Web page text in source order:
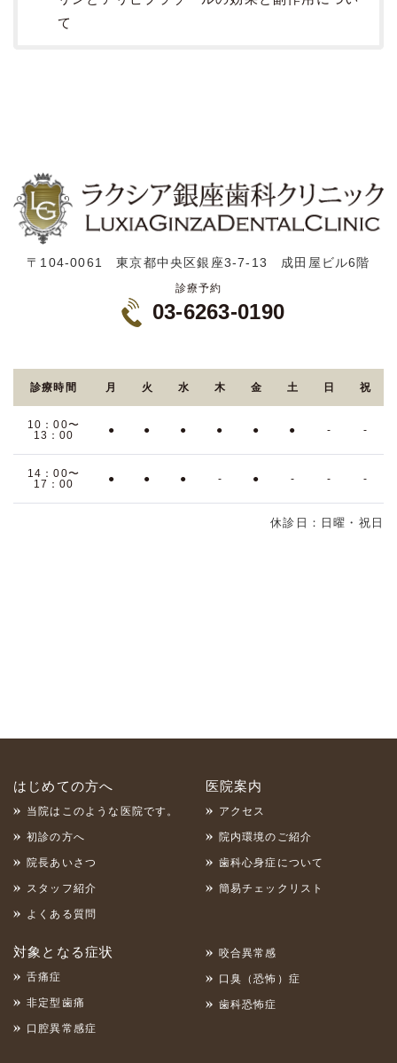
て
〒104-0061 東京都中央区銀座3-7-13 成田屋ビル6階
診療予約
03-6263-0190
診療時間 月 火 水 木 金 土 日 祝
10：00〜
13：00
● ● ● ● ● ● - -
14：00〜
17：00
● ● ● - ● - - -
休診日：日曜・祝日
はじめての方へ
当院はこのような医院です。
初診の方へ
院長あいさつ
スタッフ紹介
よくある質問
医院案内
アクセス
院内環境のご紹介
歯科心身症について
簡易チェックリスト
対象となる症状
舌痛症
非定型歯痛
口腔異常感症
咬合異常感
口臭（恐怖）症
歯科恐怖症